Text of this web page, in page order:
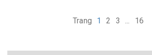
Trang 1 2 3 ... 16